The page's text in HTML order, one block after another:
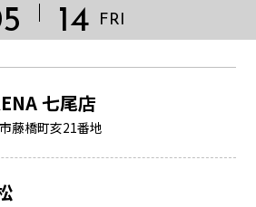
14 FRI
七尾店
藤橋町亥21番地